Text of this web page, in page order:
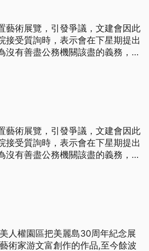
藝術展覽，引發爭議，文建會因此
接受質詢時，表示會在下星期提出
有善盡公務機關該盡的義務，已
院糾舉，要求急速處分調職，文
藝術展覽，引發爭議，文建會因此
接受質詢時，表示會在下星期提出
有善盡公務機關該盡的義務，已
院糾舉，要求急速處分調職，文
人權園區把美麗島30周年紀念展
術家游文富創作的作品,至今餘波